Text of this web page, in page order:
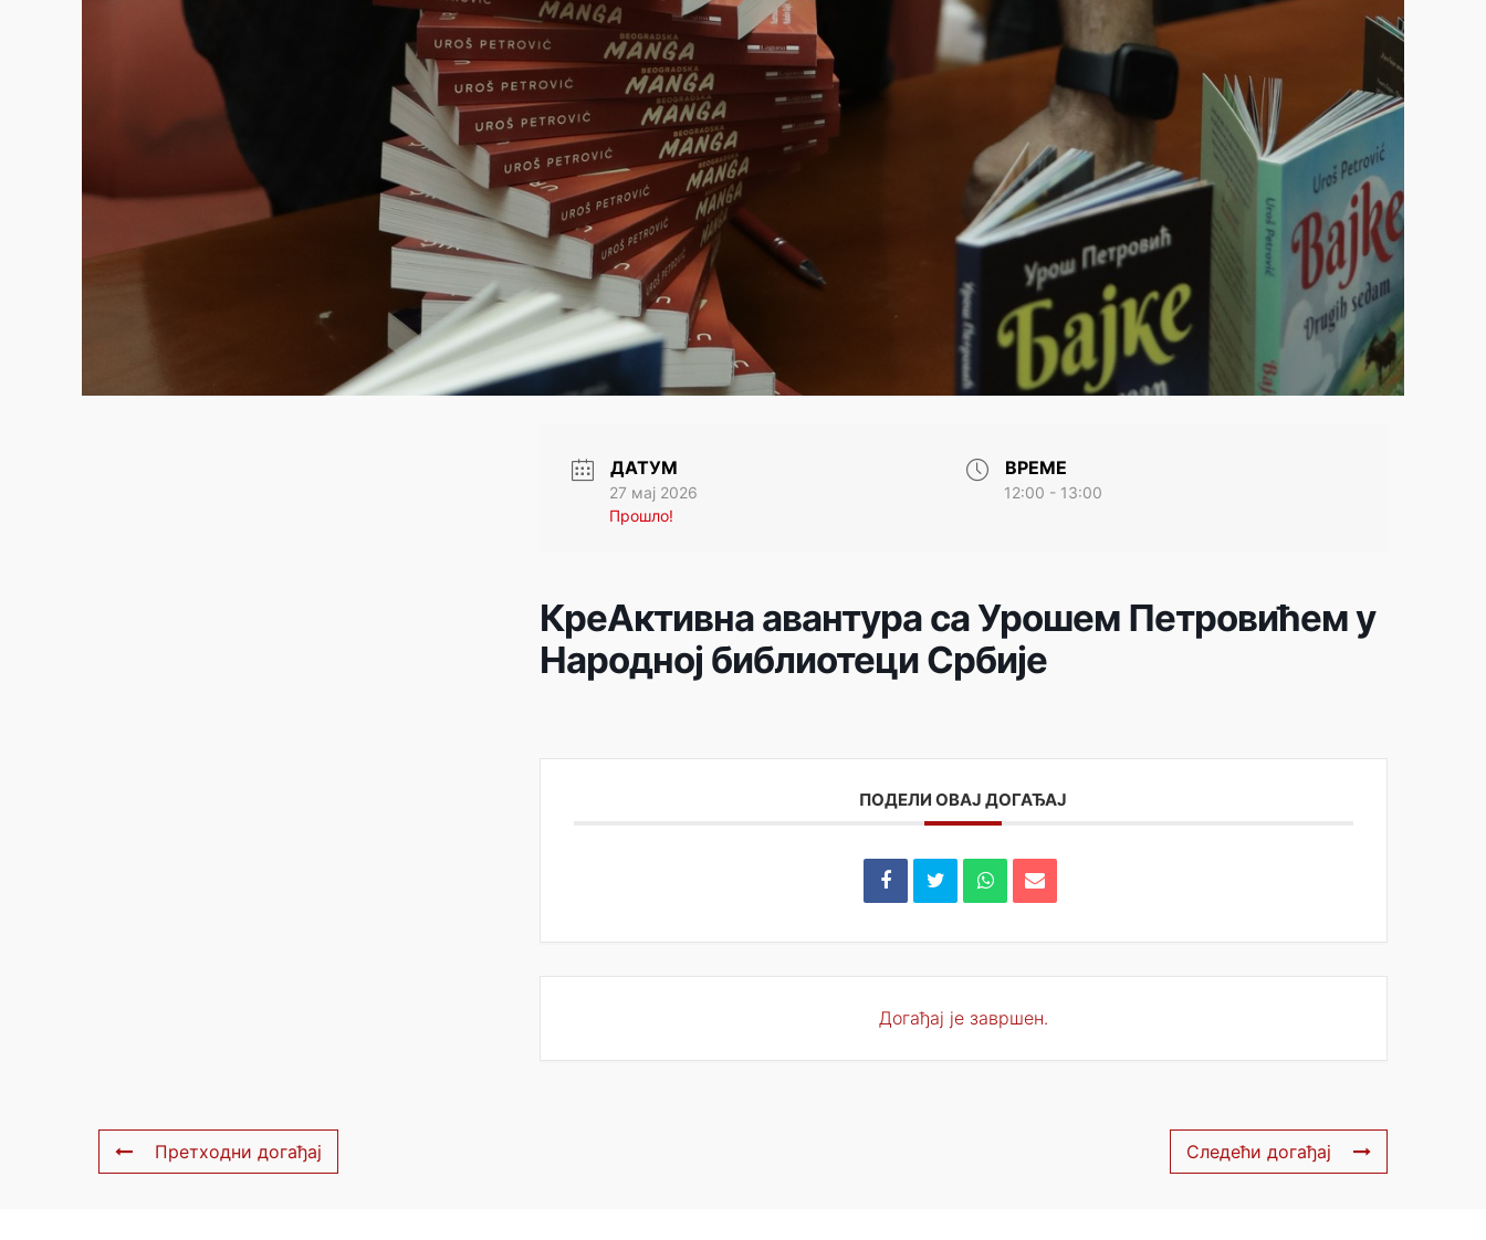
ДАТУМ
27 мај 2026
Прошло!
ВРЕМЕ
12:00 - 13:00
КреАктивна авантура са Урошем Петровићем у
Народној библиотеци Србије
ПОДЕЛИ ОВАЈ ДОГАЂАЈ
Догађај је завршен.
Претходни догађај Следећи догађај